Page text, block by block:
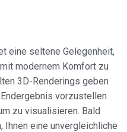
eine seltene Gelegenheit,
modernem Komfort zu
3D-Renderings geben
vorzustellen
zu visualisieren. Bald
Ihnen eine unvergleichliche
und Analyse des
werden
Webs zu messen, um
um basierend auf
der Benutzer des Dienstes
ermöglichen es uns, die
zu speichern, um
zu verbessern und
Erlebnis zu